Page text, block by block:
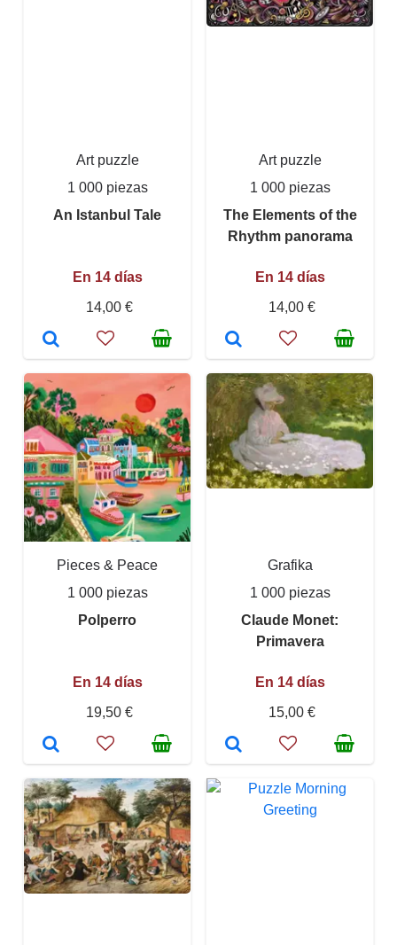
Art puzzle
1 000 piezas
An Istanbul Tale
En 14 días
14,00 €
Art puzzle
1 000 piezas
The Elements of the
Rhythm panorama
En 14 días
14,00 €
Pieces & Peace
1 000 piezas
Polperro
En 14 días
19,50 €
Grafika
1 000 piezas
Claude Monet:
Primavera
En 14 días
15,00 €